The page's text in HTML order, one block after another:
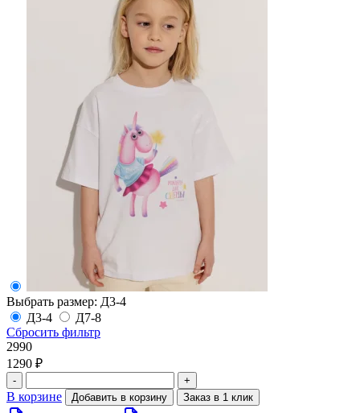
Выбрать размер: Д3-4
Д3-4
Д7-8
Сбросить фильтр
2990
1290 ₽
- +
В корзине Добавить в корзину Заказ в 1 клик